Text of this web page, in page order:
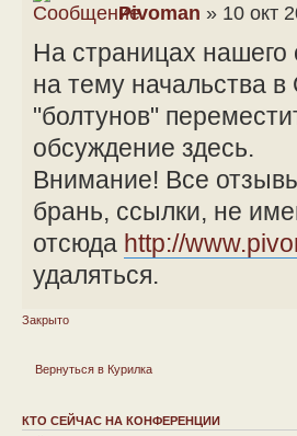
Pivoman » 10 окт
На страницах нашего
на тему начальства
"болтунов"
обсуждение здесь.
Внимание! Все
брань, ссылки, не
отсюда http://
удаляться.
Закрыто
Вернуться в Курилка
КТО СЕЙЧАС НА КОНФЕРЕНЦИИ